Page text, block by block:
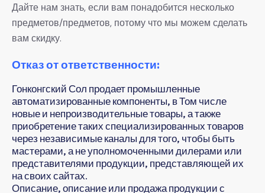
Дайте нам знать, если вам понадобится несколько
предметов/предметов, потому что мы можем сделать
вам скидку.
Отказ от ответственности:
Гонконгский Сол продает промышленные
автоматизированные компоненты, в Том числе
новые и непроизводительные товары, а также
приобретение таких специализированных товаров
через независимые каналы для того, чтобы быть
мастерами, а не уполномоченными дилерами или
представителями продукции, представляющей их
на своих сайтах.
Описание, описание или продажа продукции с